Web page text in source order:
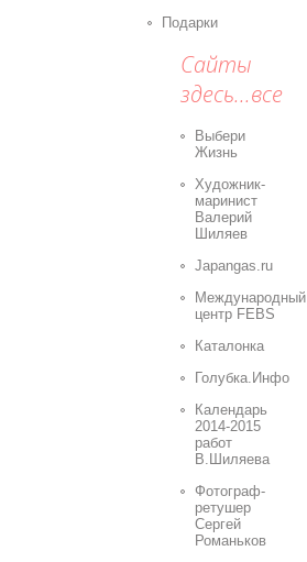
Подарки
Сайты
здесь...все
Выбери
Жизнь
Художник-
маринист
Валерий
Шиляев
Japangas.ru
Международный
центр FEBS
Каталонка
Голубка.Инфо
Календарь
2014-2015
работ
В.Шиляева
Фотограф-
ретушер
Сергей
Романьков